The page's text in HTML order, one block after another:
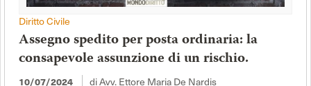
Diritto Civile
Assegno spedito per posta ordinaria: la
consapevole assunzione di un rischio.
10/07/2024 di Avv. Ettore Maria De Nardis